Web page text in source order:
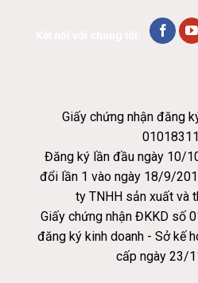
Giấy chứng nhận đăng
Đăng ký lần đầu ngày 10/
đổi lần 1 vào ngày 18/9/
ty TNHH sản xuất và
Giấy chứng nhận ĐKKD số
đăng ký kinh doanh - Sở kế
cấp ngày 23/